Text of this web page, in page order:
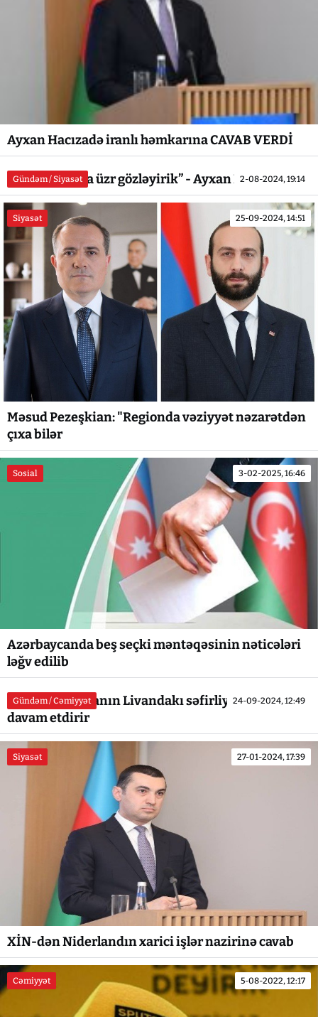
Ayxan Hacızadə iranlı həmkarına CAVAB VERDİ
Gündəm / Siyasət 2-08-2024, 19:14
“Fransadan da üzr gözləyirik” - Ayxan Hacızadə
Siyasət 25-09-2024, 14:51
Məsud Pezeşkian: "Regionda vəziyyət nəzarətdən
çıxa bilər
Sosial 3-02-2025, 16:46
Azərbaycanda beş seçki məntəqəsinin nəticələri
ləğv edilib
Gündəm / Cəmiyyət 24-09-2024, 12:49
XİN: Azərbaycanın Livandakı səfirliyi fəaliyyətini
davam etdirir
Siyasət 27-01-2024, 17:39
XİN-dən Niderlandın xarici işlər nazirinə cavab
Cəmiyyət 5-08-2022, 12:17